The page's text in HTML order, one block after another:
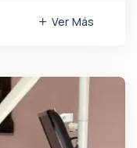
Ver Más